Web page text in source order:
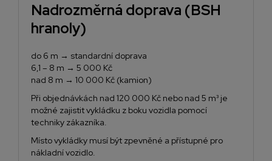
Nadrozměrná doprava (BSH
hranoly)
do 6 m → standardní doprava
6,1 – 8 m → 5 000 Kč
nad 8 m → 10 000 Kč (kamion)
Při objednávkách nad 120 000 Kč nebo nad 5 m³ je
možné zajistit vykládku z boku vozidla pomocí
techniky zákazníka.
Místo vykládky musí být zpevněné a přístupné pro
nákladní vozidlo.